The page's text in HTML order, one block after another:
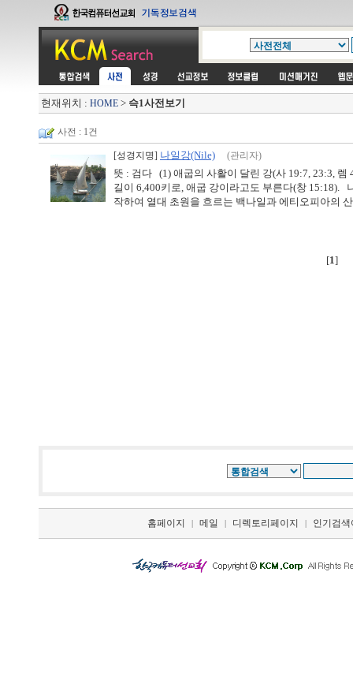
현재위치 : HOME > 슥1사전보기
사전 : 1건
[성경지명] 나일강(Nile) (관리자)
뜻 : 검다 (1) 애굽의 사활이 달린 강(사 19:7, 23:3, 렘
길이 6,400키로, 애굽 강이라고도 부른다(창 15:18).
작하여 열대 초원을 흐르는 백나일과 에티오피아의
[1]
홈페이지 | 메일 | 디렉토리페이지 | 인기검색